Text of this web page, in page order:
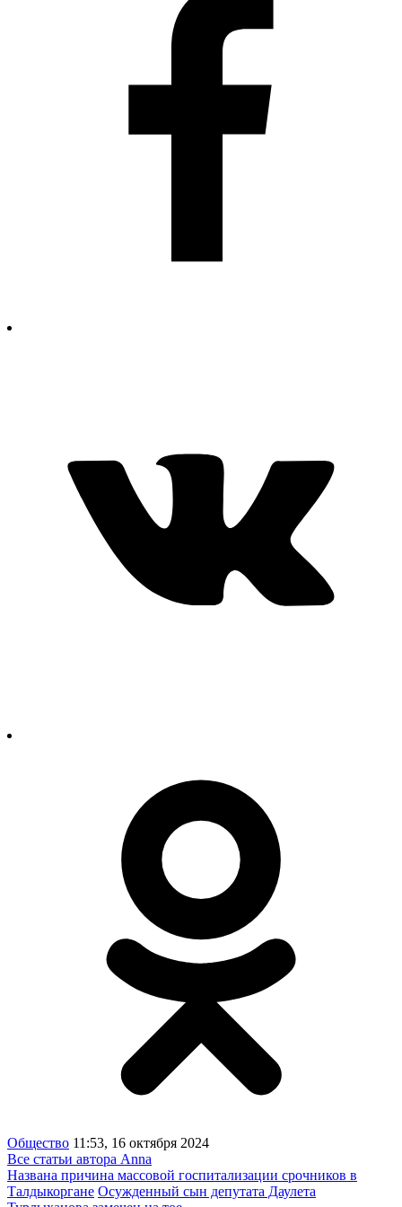
Общество 11:53, 16 октября 2024
Все статьи автора Anna
Названа причина массовой госпитализации срочников в
Талдыкоргане Осужденный сын депутата Даулета